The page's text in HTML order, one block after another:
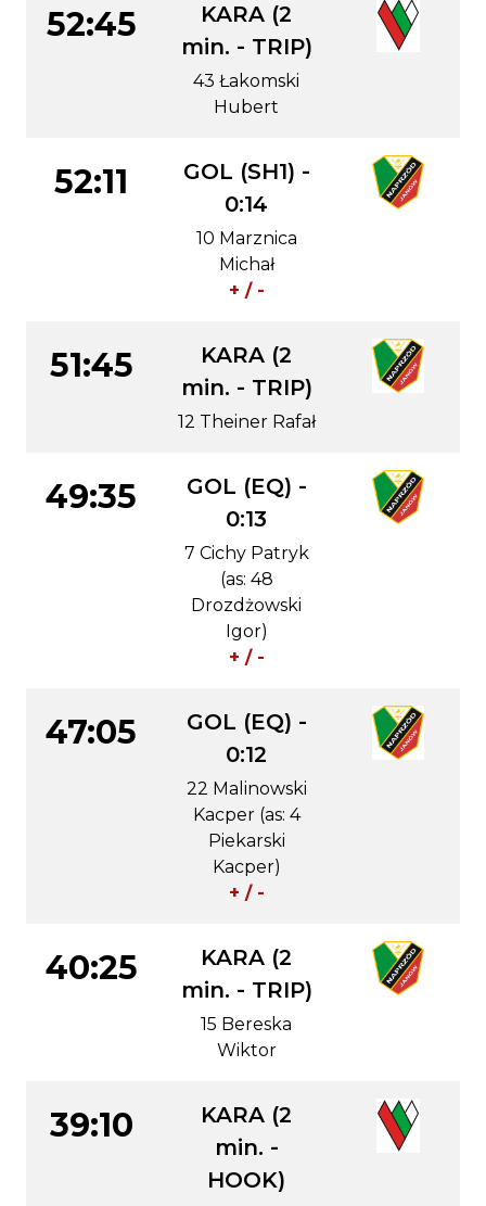
52:45
KARA (2
min. - TRIP)
43 Łakomski
Hubert
52:11
GOL (SH1) -
0:14
10 Marznica
Michał
+ / -
51:45
KARA (2
min. - TRIP)
12 Theiner Rafał
49:35
GOL (EQ) -
0:13
7 Cichy Patryk
(as: 48
Drozdżowski
Igor)
+ / -
47:05
GOL (EQ) -
0:12
22 Malinowski
Kacper (as: 4
Piekarski
Kacper)
+ / -
40:25
KARA (2
min. - TRIP)
15 Bereska
Wiktor
39:10
KARA (2
min. -
HOOK)